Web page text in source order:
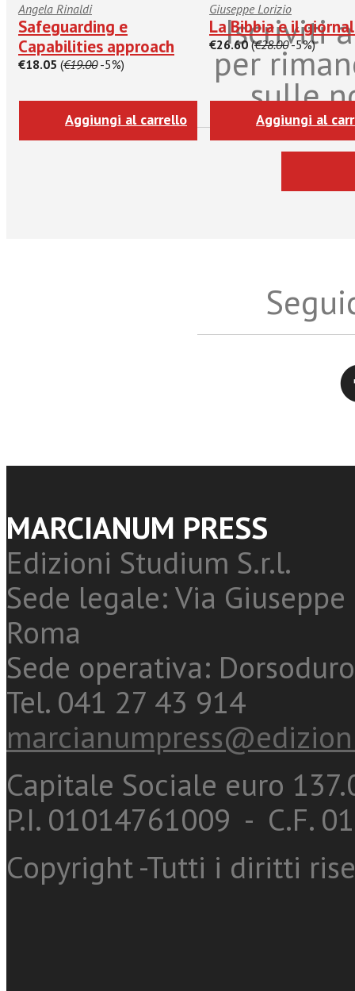
Angela Rinaldi
Safeguarding e
Capabilities approach
€18.05 (€19.00-5%)
Aggiungi al carrello
Giuseppe Lorizio
La Bibbia e il
€26.60 (€28.00-5%)
Aggiungi al
Iscriviti
per
sulle
MARCIANUM PRESS
Edizioni Studium S.r.l.
Sede legale: Via
Roma
Sede operativa:
Tel. 041 27 43 914
Capitale Sociale euro
P.I. 01014761009 - C.F.
Copyright -Tutti i diritti